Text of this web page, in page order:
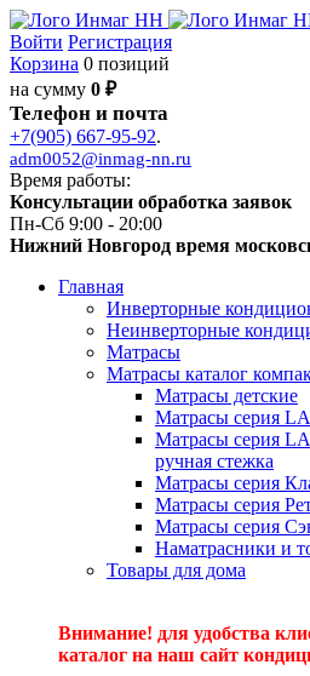
Войти Регистрация
Корзина 0 позиций
на сумму 0 ₽
Телефон и почта
+7(905) 667-95-92.
adm0052@inmag-nn.ru
Время работы:
Консультации обработка заявок
Пн-Сб 9:00 - 20:00
Нижний Новгород время
Главная
Инверторные
Неинверторные
Матрасы
Матрасы каталог
Матрасы детские
Матрасы серия
Матрасы серия
ручная стежка
Матрасы серия
Матрасы серия
Матрасы серия
Наматрасники и
Товары для дома
Внимание! для удобства
каталог на наш сайт